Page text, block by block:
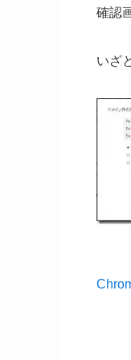
確認
いざ